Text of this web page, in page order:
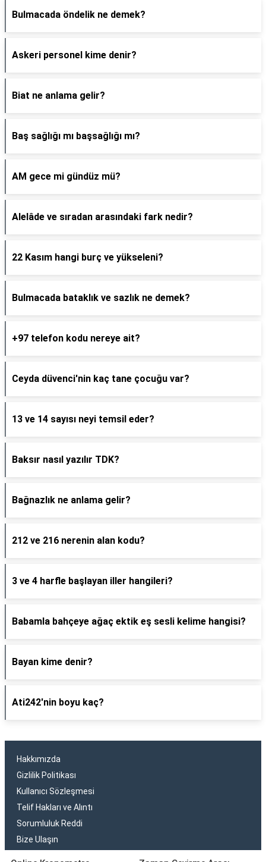
Bulmacada öndelik ne demek?
Askeri personel kime denir?
Biat ne anlama gelir?
Baş sağlığı mı başsağlığı mı?
AM gece mi gündüz mü?
Alelâde ve sıradan arasındaki fark nedir?
22 Kasım hangi burç ve yükseleni?
Bulmacada bataklık ve sazlık ne demek?
+97 telefon kodu nereye ait?
Ceyda düvenci'nin kaç tane çocuğu var?
13 ve 14 sayısı neyi temsil eder?
Baksır nasıl yazılır TDK?
Bağnazlık ne anlama gelir?
212 ve 216 nerenin alan kodu?
3 ve 4 harfle başlayan iller hangileri?
Babamla bahçeye ağaç ektik eş sesli kelime hangisi?
Bayan kime denir?
Ati242'nin boyu kaç?
Hakkımızda
Gizlilik Politikası
Kullanıcı Sözleşmesi
Telif Hakları ve Alıntı
Sorumluluk Reddi
Bize Ulaşın